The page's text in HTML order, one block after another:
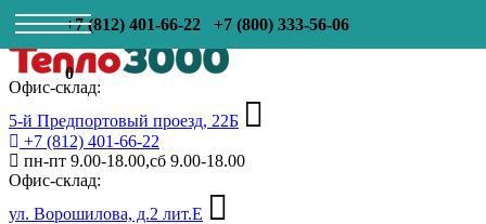
+7 (812) 401-66-22 +7 (800) 333-56-06
0
Офис-склад:
5-й Предпортовый проезд, 22Б
+7 (812) 401-66-22
пн-пт 9.00-18.00,сб 9.00-18.00
Офис-склад:
ул. Ворошилова, д.2 лит.Е